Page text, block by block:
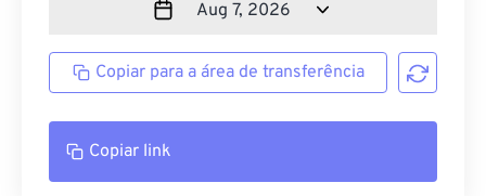
Copiar para a área de transferência
Copiar link